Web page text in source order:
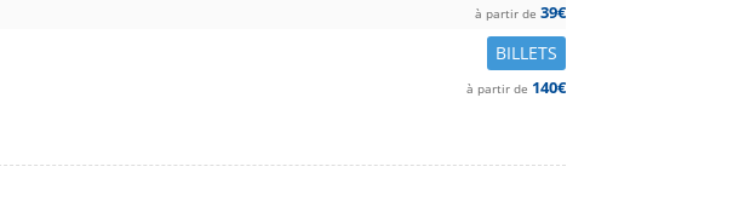
à partir de 39€
BILLETS
à partir de 140€